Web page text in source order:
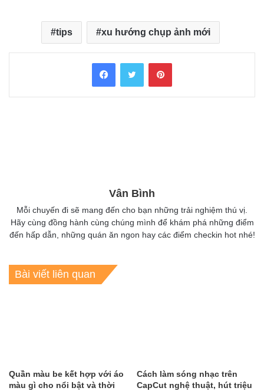
tips xu hướng chụp ảnh mới
FacebookTwitter Pinterest
Vân Bình
Mỗi chuyến đi sẽ mang đến cho bạn những trải nghiệm thú vị.
Hãy cùng đồng hành cùng chúng mình để khám phá những điểm
đến hấp dẫn, những quán ăn ngon hay các điểm checkin hot nhé!
Bài viết liên quan
Quần màu be kết hợp với áo
màu gì cho nổi bật và thời
Cách làm sóng nhạc trên
CapCut nghệ thuật, hút triệu